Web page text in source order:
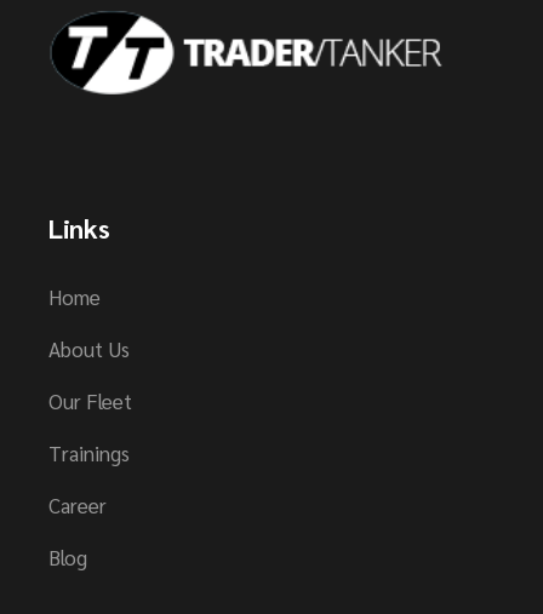
Links
Home
About Us
Our Fleet
Trainings
Career
Blog